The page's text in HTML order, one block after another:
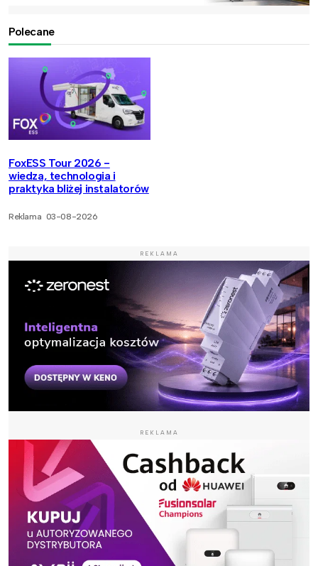
Polecane
FoxESS Tour 2026 -
wiedza, technologia i
praktyka bliżej instalatorów
Reklama 03-08-2026
REKLAMA
REKLAMA